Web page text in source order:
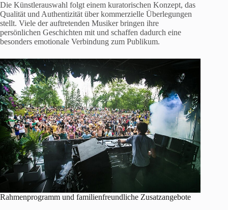
Die Künstlerauswahl folgt einem kuratorischen Konzept, das
Qualität und Authentizität über kommerzielle Überlegungen
stellt. Viele der auftretenden Musiker bringen ihre
persönlichen Geschichten mit und schaffen dadurch eine
besonders emotionale Verbindung zum Publikum.
Rahmenprogramm und familienfreundliche Zusatzangebote